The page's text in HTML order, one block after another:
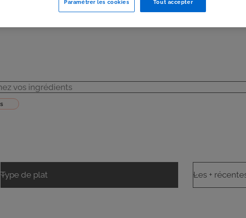
Tout accepter
Paramétrer les cookies